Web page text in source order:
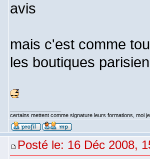
avis
mais c'est comme
les boutiques
certains mettent comme signature leurs formations, moi
Posté le: 16 Déc 2008,